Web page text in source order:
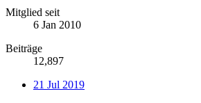
Mitglied seit
6 Jan 2010
Beiträge
12,897
21 Jul 2019